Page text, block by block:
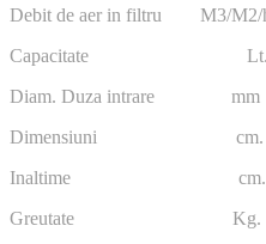
Debit de aer in filtru
Capacitate
Diam. Duza intrare
Dimensiuni
Inaltime
Greutate